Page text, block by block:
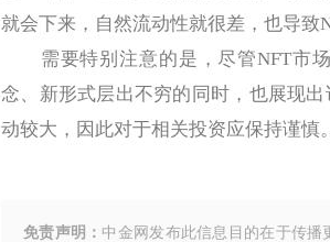
就会下来，自然流动性就很差，也导致
需要特别注意的是，尽管NFT市场
念、新形式层出不穷的同时，也展现
动较大，因此对于相关投资应保持谨慎
免责声明： 中金网发布此信息目的在于传